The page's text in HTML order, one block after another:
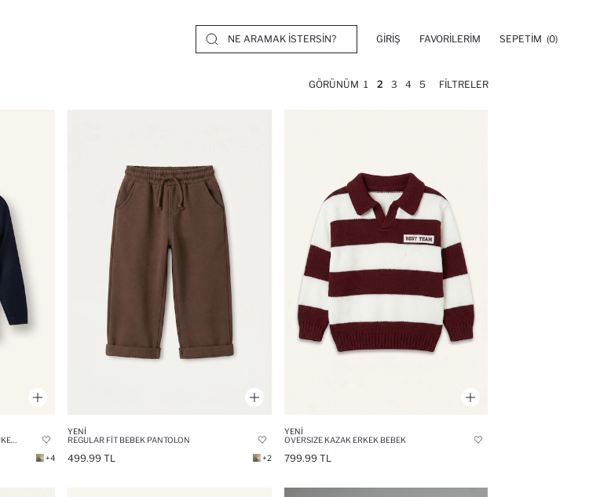
GIRIŞ FAVORILERIM SEPETIM (0)
GÖRÜNÜM 1 2 3 4 5 FILTRELER
REGULAR FIT BISIKLET YAKA KAZAK ERKEK BEBEK
+4
YENI
REGULAR FIT BEBEK PANTOLON
499.99 TL +2
YENI
OVERSIZE KAZAK ERKEK BEBEK
799.99 TL